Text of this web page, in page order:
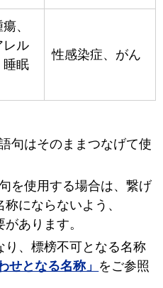
、
レル
睡眠
性感染症、がん
句はそのままつなげて使
を使用する場合は、繋げ
にならないよう、
あります。
、標榜不可となる名称
せとなる名称」 をご参照